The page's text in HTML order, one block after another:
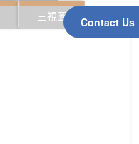
Contact Us
三視圖